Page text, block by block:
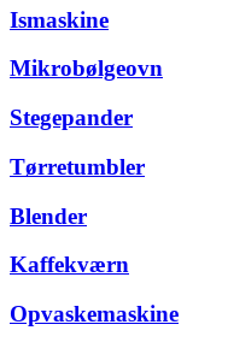
Ismaskine
Mikrobølgeovn
Stegepander
Tørretumbler
Blender
Kaffekværn
Opvaskemaskine